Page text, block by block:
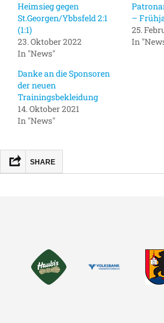
Heimsieg gegen
St.Georgen/Ybbsfeld 2:1
(1:1)
23. Oktober 2022
In "News"
–
25.
In
Danke an die Sponsoren
der neuen
Trainingsbekleidung
14. Oktober 2021
In "News"
SHARE
TEILEN